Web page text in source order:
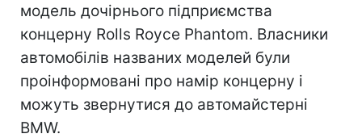
модель дочірнього підприємства
концерну Rolls Royce Phantom. Власники
автомобілів названих моделей були
проінформовані про намір концерну і
можуть звернутися до автомайстерні
BMW.